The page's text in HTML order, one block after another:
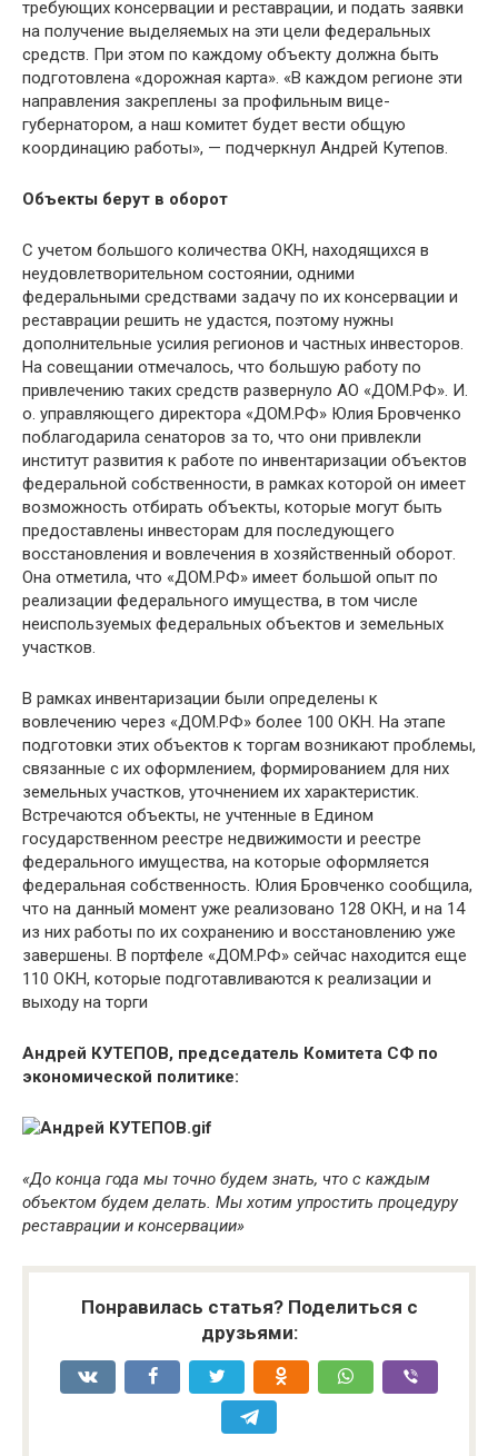
требующих консервации и реставрации, и подать заявки
на получение выделяемых на эти цели федеральных
средств. При этом по каждому объекту должна быть
подготовлена «дорожная карта». «В каждом регионе эти
направления закреплены за профильным вице-
губернатором, а наш комитет будет вести общую
координацию работы», — подчеркнул Андрей Кутепов.
Объекты берут в оборот
С учетом большого количества ОКН, находящихся в
неудовлетворительном состоянии, одними
федеральными средствами задачу по их консервации и
реставрации решить не удастся, поэтому нужны
дополнительные усилия регионов и частных инвесторов.
На совещании отмечалось, что большую работу по
привлечению таких средств развернуло АО «ДОМ.РФ». И.
о. управляющего директора «ДОМ.РФ» Юлия Бровченко
поблагодарила сенаторов за то, что они привлекли
институт развития к работе по инвентаризации объектов
федеральной собственности, в рамках которой он имеет
возможность отбирать объекты, которые могут быть
предоставлены инвесторам для последующего
восстановления и вовлечения в хозяйственный оборот.
Она отметила, что «ДОМ.РФ» имеет большой опыт по
реализации федерального имущества, в том числе
неиспользуемых федеральных объектов и земельных
участков.
В рамках инвентаризации были определены к
вовлечению через «ДОМ.РФ» более 100 ОКН. На этапе
подготовки этих объектов к торгам возникают проблемы,
связанные с их оформлением, формированием для них
земельных участков, уточнением их характеристик.
Встречаются объекты, не учтенные в Едином
государственном реестре недвижимости и реестре
федерального имущества, на которые оформляется
федеральная собственность. Юлия Бровченко сообщила,
что на данный момент уже реализовано 128 ОКН, и на 14
из них работы по их сохранению и восстановлению уже
завершены. В портфеле «ДОМ.РФ» сейчас находится еще
110 ОКН, которые подготавливаются к реализации и
выходу на торги
Андрей КУТЕПОВ, председатель Комитета СФ по
экономической политике:
«До конца года мы точно будем знать, что с каждым
объектом будем делать. Мы хотим упростить процедуру
реставрации и консервации»
Понравилась статья? Поделиться с
друзьями: